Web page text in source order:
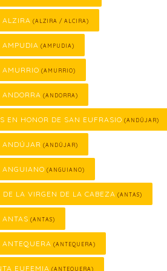
ALZIRA (ALZIRA / ALCIRA)
AMPUDIA (AMPUDIA)
(AMURRIO)
(ANDORRA)
EN HONOR DE SAN EUFRASIO (ANDÚJAR)
ANDÚJAR (ANDÚJAR)
ANGUIANO (ANGUIANO)
DE LA VIRGEN DE LA CABEZA (ANTAS)
(ANTAS)
(ANTEQUERA)
EUFEMIA (ANTEQUERA)